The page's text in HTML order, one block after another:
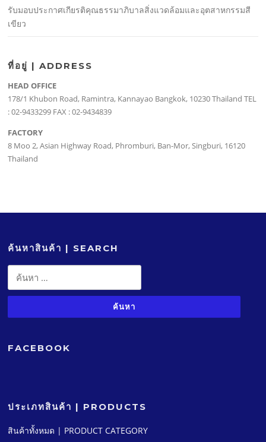
รับมอบประกาศเกียรติคุณธรรมาภิบาลสิ่งแวดล้อมและอุตสาหกรรมสี
เขียว
ที่อยู่ | ADDRESS
HEAD OFFICE
178/1 Khubon Road, Ramintra, Kannayao Bangkok, 10230 Thailand TEL
: 02-9433299 FAX : 02-9434839
FACTORY
8 Moo 2, Asian Highway Road, Phromburi, Ban-Mor, Singburi, 16120
Thailand
ค้นหาสินค้า | SEARCH
ค้นหา
สำหรับ:
FACEBOOK
ประเภทสินค้า | PRODUCTS
สินค้าทั้งหมด | PRODUCT CATEGORY